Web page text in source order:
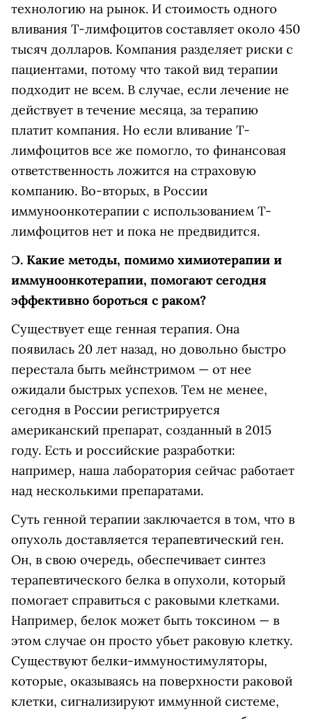
технологию на рынок. И стоимость одного
вливания Т-лимфоцитов составляет около 450
тысяч долларов. Компания разделяет риски с
пациентами, потому что такой вид терапии
подходит не всем. В случае, если лечение не
действует в течение месяца, за терапию
платит компания. Но если вливание Т-
лимфоцитов все же помогло, то финансовая
ответственность ложится на страховую
компанию. Во-вторых, в России
иммуноонкотерапии с использованием Т-
лимфоцитов нет и пока не предвидится.
Ɔ. Какие методы, помимо химиотерапии и
иммуноонкотерапии, помогают сегодня
эффективно бороться с раком?
Существует еще генная терапия. Она
появилась 20 лет назад, но довольно быстро
перестала быть мейнстримом — от нее
ожидали быстрых успехов. Тем не менее,
сегодня в России регистрируется
американский препарат, созданный в 2015
году. Есть и российские разработки:
например, наша лаборатория сейчас работает
над несколькими препаратами.
Суть генной терапии заключается в том, что в
опухоль доставляется терапевтический ген.
Он, в свою очередь, обеспечивает синтез
терапевтического белка в опухоли, который
помогает справиться с раковыми клетками.
Например, белок может быть токсином — в
этом случае он просто убьет раковую клетку.
Существуют белки-иммуностимуляторы,
которые, оказываясь на поверхности раковой
клетки, сигнализируют иммунной системе,